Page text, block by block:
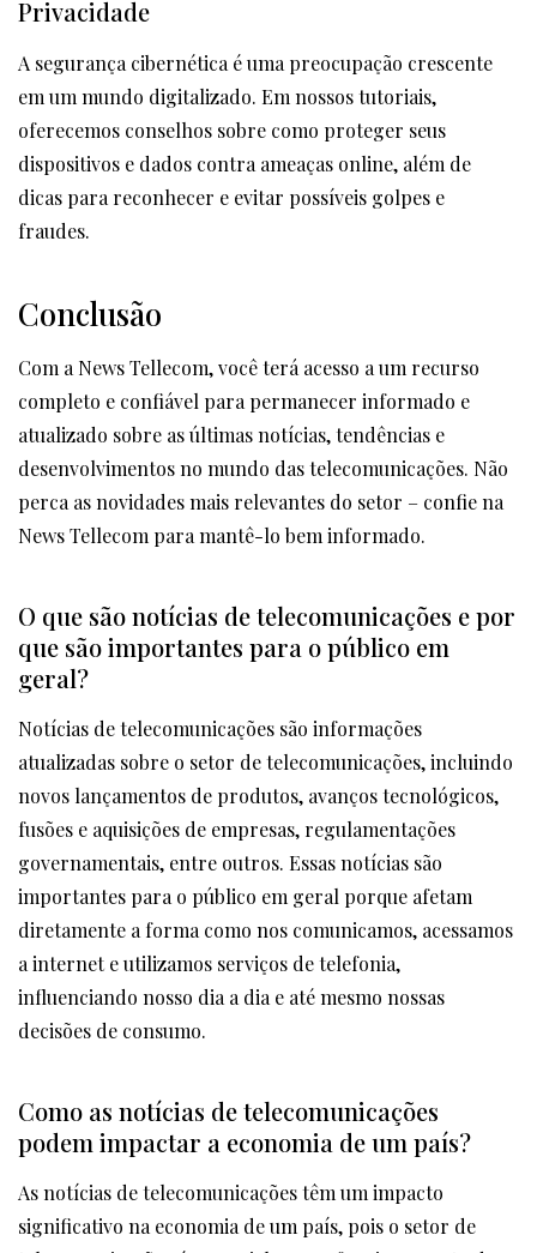
Privacidade
A segurança cibernética é uma preocupação crescente
em um mundo digitalizado. Em nossos tutoriais,
oferecemos conselhos sobre como proteger seus
dispositivos e dados contra ameaças online, além de
dicas para reconhecer e evitar possíveis golpes e
fraudes.
Conclusão
Com a News Tellecom, você terá acesso a um recurso
completo e confiável para permanecer informado e
atualizado sobre as últimas notícias, tendências e
desenvolvimentos no mundo das telecomunicações. Não
perca as novidades mais relevantes do setor – confie na
News Tellecom para mantê-lo bem informado.
O que são notícias de telecomunicações e por
que são importantes para o público em
geral?
Notícias de telecomunicações são informações
atualizadas sobre o setor de telecomunicações, incluindo
novos lançamentos de produtos, avanços tecnológicos,
fusões e aquisições de empresas, regulamentações
governamentais, entre outros. Essas notícias são
importantes para o público em geral porque afetam
diretamente a forma como nos comunicamos, acessamos
a internet e utilizamos serviços de telefonia,
influenciando nosso dia a dia e até mesmo nossas
decisões de consumo.
Como as notícias de telecomunicações
podem impactar a economia de um país?
As notícias de telecomunicações têm um impacto
significativo na economia de um país, pois o setor de